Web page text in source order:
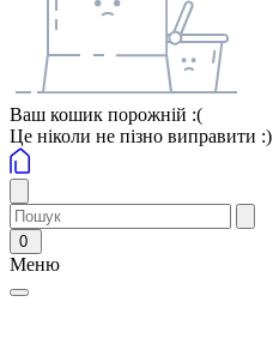
Ваш кошик порожній :(
Це ніколи не пізно виправити :)
0
Меню